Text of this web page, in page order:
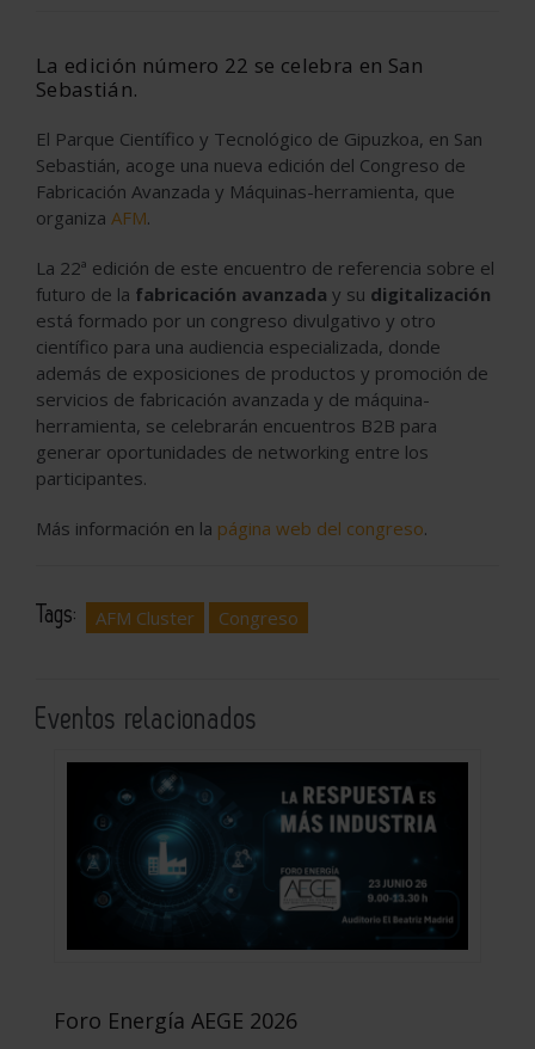
La edición número 22 se celebra en San
Sebastián.
El Parque Científico y Tecnológico de Gipuzkoa, en San
Sebastián, acoge una nueva edición del Congreso de
Fabricación Avanzada y Máquinas-herramienta, que
organiza AFM.
La 22ª edición de este encuentro de referencia sobre el
futuro de la fabricación avanzada y su digitalización
está formado por un congreso divulgativo y otro
científico para una audiencia especializada, donde
además de exposiciones de productos y promoción de
servicios de fabricación avanzada y de máquina-
herramienta, se celebrarán encuentros B2B para
generar oportunidades de networking entre los
participantes.
Más información en la página web del congreso.
Tags: AFM Cluster Congreso
Eventos relacionados
Foro Energía AEGE 2026